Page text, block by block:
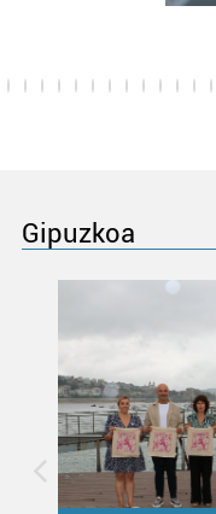
Gipuzkoa